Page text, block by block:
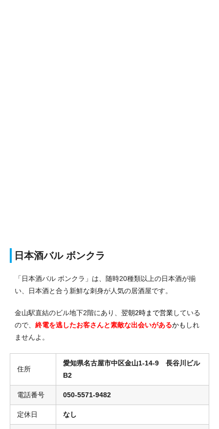
日本酒バル ボンクラ
「日本酒バル ボンクラ」は、随時20種類以上の日本酒が揃
い、日本酒と合う新鮮な刺身が人気の居酒屋です。
金山駅直結のビル地下2階にあり、 翌朝2時まで営業している
ので、 終電を逃したお客さんと素敵な出会いがあるかも しれ
ませんよ。
住所
愛知県名古屋市中区金山1-14-9 長谷川ビル
B2
電話番号 050-5571-9482
定休日 なし